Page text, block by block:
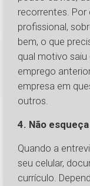
recorrentes. Por
profissional,
bem, o que
qual motivo
emprego
empresa em
outros.
4. Não
Quando a
seu celular,
currículo.